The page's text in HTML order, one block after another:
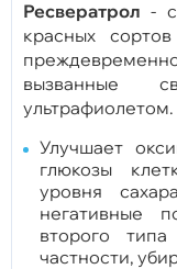
Ресвератрол -
красных
вызванные
ультрафиолетом.
Улучшает
глюкозы
уровня
негативные
второго
частности,